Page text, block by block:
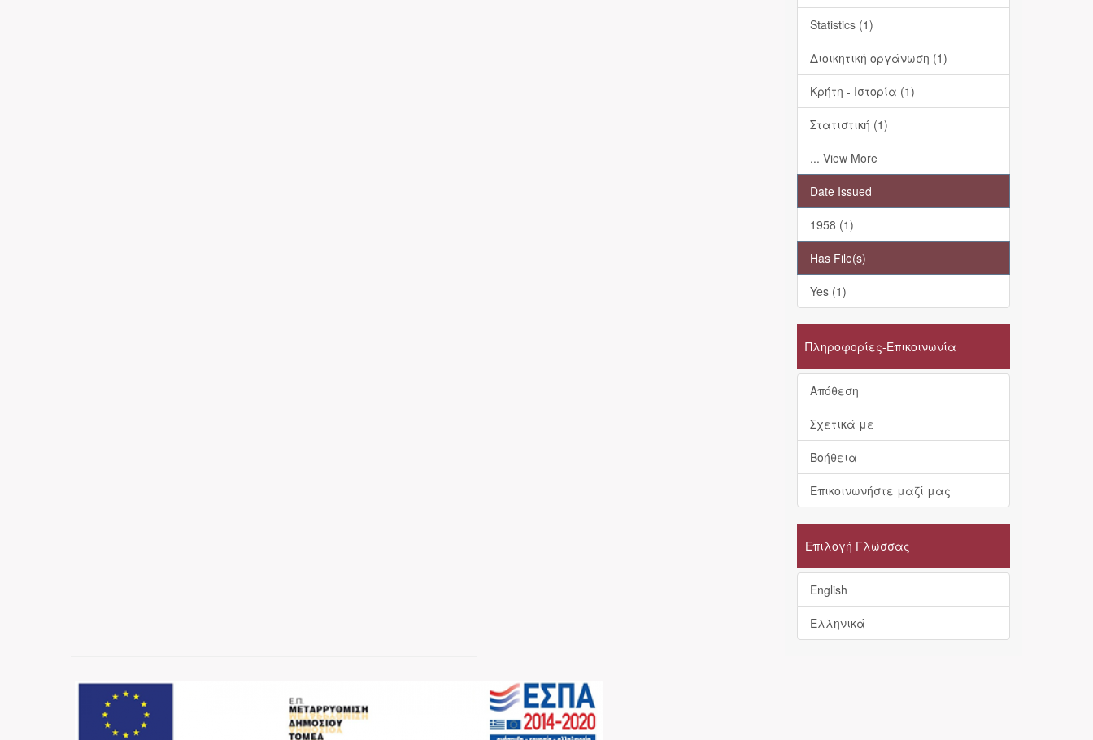
Statistics (1)
Διοικητική οργάνωση (1)
Κρήτη - Ιστορία (1)
Στατιστική (1)
... View More
Date Issued
1958 (1)
Has File(s)
Yes (1)
Πληροφορίες-Επικοινωνία
Απόθεση
Σχετικά με
Βοήθεια
Επικοινωνήστε μαζί μας
Επιλογή Γλώσσας
English
Ελληνικά